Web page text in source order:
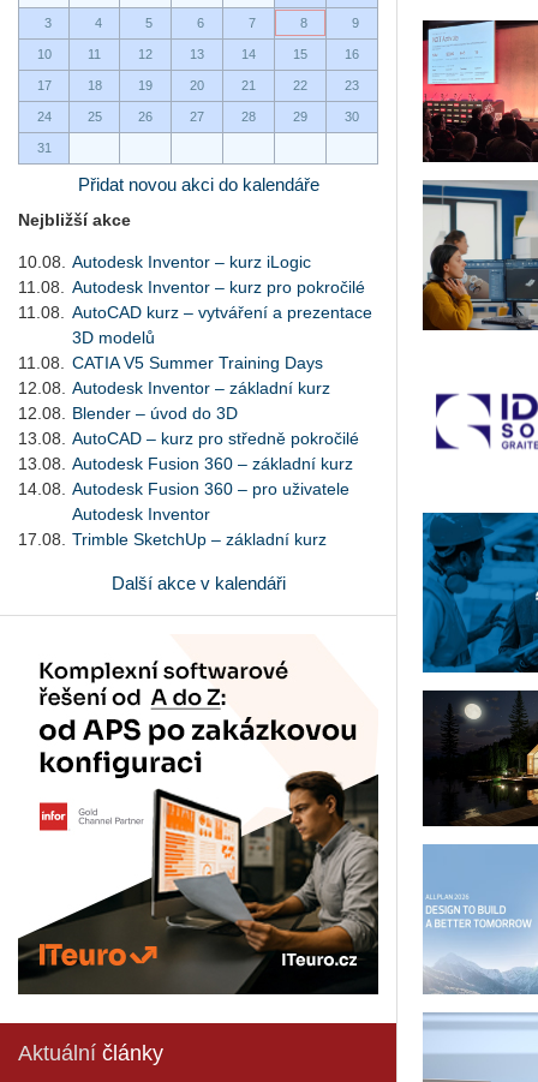
3 4 5 6 7 8 9
10 11 12 13 14 15 16
17 18 19 20 21 22 23
24 25 26 27 28 29 30
31
Přidat novou akci do kalendáře
Nejbližší akce
10.08.
Autodesk Inventor – kurz iLogic
11.08.
Autodesk Inventor – kurz pro pokročilé
11.08.
AutoCAD kurz – vytváření a prezentace
3D modelů
11.08.
CATIA V5 Summer Training Days
12.08.
Autodesk Inventor – základní kurz
12.08.
Blender – úvod do 3D
13.08.
AutoCAD – kurz pro středně pokročilé
13.08.
Autodesk Fusion 360 – základní kurz
14.08.
Autodesk Fusion 360 – pro uživatele
Autodesk Inventor
17.08.
Trimble SketchUp – základní kurz
Další akce v kalendáři
Aktuální články